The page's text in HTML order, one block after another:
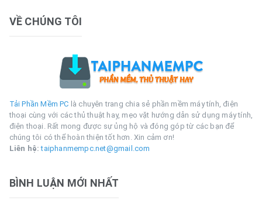
VỀ CHÚNG TÔI
Tải Phần Mềm PC là chuyên trang chia sẻ phần mềm máy tính, điện
thoại cùng với các thủ thuật hay, mẹo vặt hướng dẫn sử dụng máy tính,
điện thoại. Rất mong được sự ủng hộ và đóng góp từ các bạn để
chúng tôi có thể hoàn thiện tốt hơn. Xin cảm ơn!
Liên hệ: taiphanmempc.net@gmail.com
BÌNH LUẬN MỚI NHẤT